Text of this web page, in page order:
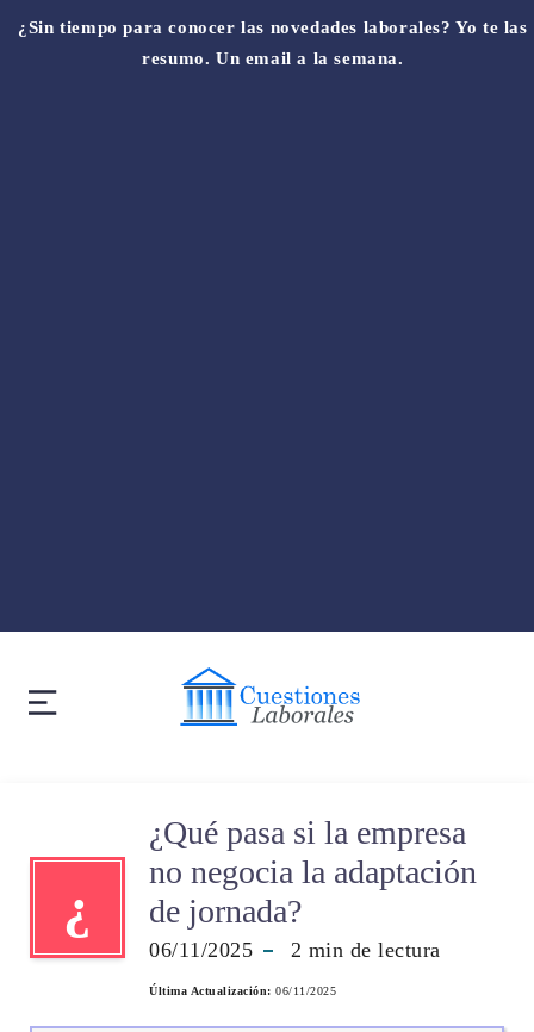
¿Sin tiempo para conocer las novedades laborales? Yo te las
resumo. Un email a la semana.
¿
¿Qué pasa si la empresa
no negocia la adaptación
de jornada?
06/11/2025 2 min de lectura
Última Actualización: 06/11/2025